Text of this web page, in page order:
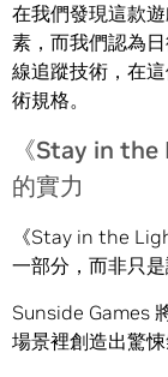
在我們發現這款
素，而我們認為
線追蹤技術，在
術規格。
《Stay in
的實力
《Stay in the
一部分，而非只是
Sunside Games
場景裡創造出驚悚